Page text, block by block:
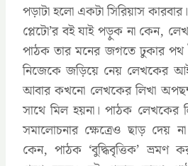
পড়াটা হলো একটা সিরিয়াস
প্লেটো’র বই যাই পড়ুক না কেন,
পাঠক তার মনের জগতে ঢুকার পথ
নিজেকে জড়িয়ে নেয় লেখকের
আবার কখনো লেখকের লিখা
সাথে মিল হয়না। পাঠক লেখকের
সমালোচনার ক্ষেত্রেও ছাড় দেয়
কেন, পাঠক ‘বুদ্ধিবৃত্তিক’ ভ্রমণ